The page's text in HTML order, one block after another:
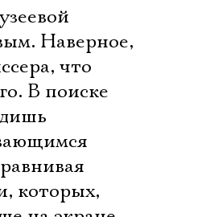
Наверное,
что
В поиске
которых,